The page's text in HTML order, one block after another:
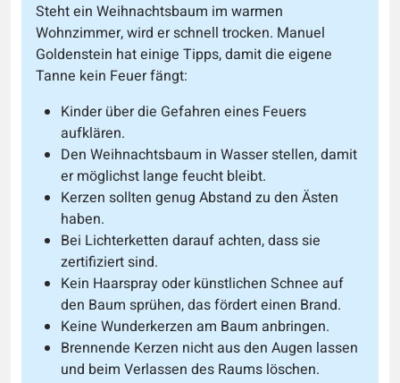
Steht ein Weihnachtsbaum im warmen
Wohnzimmer, wird er schnell trocken. Manuel
Goldenstein hat einige Tipps, damit die eigene
Tanne kein Feuer fängt:
Kinder über die Gefahren eines Feuers
aufklären.
Den Weihnachtsbaum in Wasser stellen, damit
er möglichst lange feucht bleibt.
Kerzen sollten genug Abstand zu den Ästen
haben.
Bei Lichterketten darauf achten, dass sie
zertifiziert sind.
Kein Haarspray oder künstlichen Schnee auf
den Baum sprühen, das fördert einen Brand.
Keine Wunderkerzen am Baum anbringen.
Brennende Kerzen nicht aus den Augen lassen
und beim Verlassen des Raums löschen.